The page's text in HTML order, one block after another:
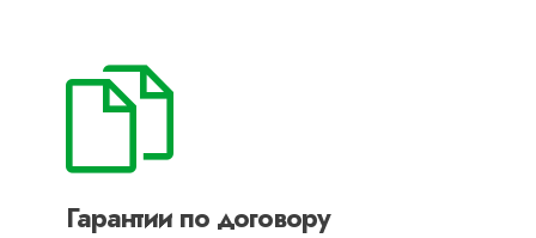
Гарантии по договору